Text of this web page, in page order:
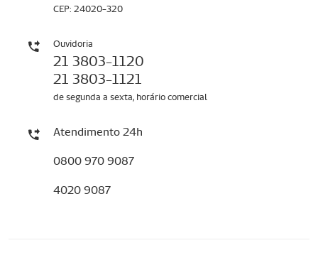
CEP: 24020-320
Ouvidoria
21 3803-1120
21 3803-1121
de segunda a sexta, horário comercial
Atendimento 24h
0800 970 9087
4020 9087